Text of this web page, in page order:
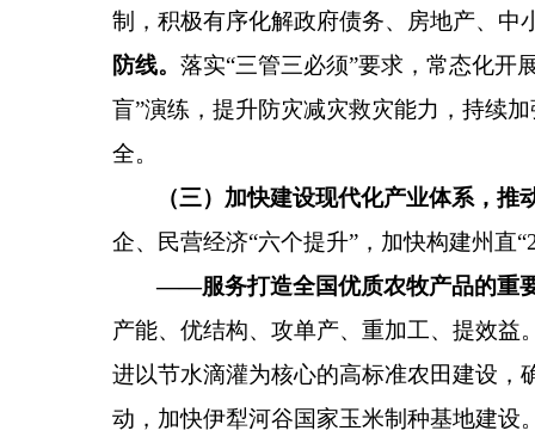
制，积极有序化解政府债务、房地产、中
防线。 落实“三管三必须”要求，常态化开
盲”演练，提升防灾减灾救灾能力，持续
全。
（三）加快建设现代化产业体系，推
企、民营经济“六个提升” ， 加快构建州直“
——服务打造全国优质农牧产品的重
产能、优结构、攻单产、重加工、提效益
进以节水滴灌为核心的高标准农田建设，
动，加快伊犁河谷国家玉米制种基地建设